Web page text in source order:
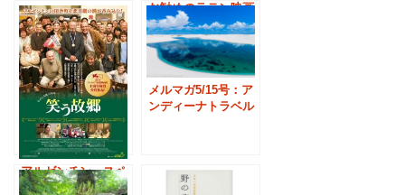
お勧めのラテン映画
「家へ帰ろう」／ア
ルゼンチン・スペイ
ン合作
アルゼンチン・スペ
イン合作映画『笑う
メルマガ5/15号：ア
ンディーナトラベル